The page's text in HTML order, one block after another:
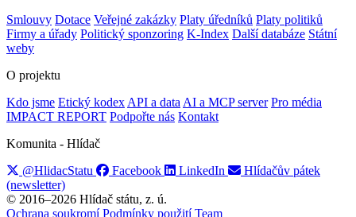
Smlouvy Dotace Veřejné zakázky Platy úředníků Platy politiků
Firmy a úřady Politický sponzoring K-Index Další databáze Státní
weby
O projektu
Kdo jsme Etický kodex API a data AI a MCP server Pro média
IMPACT REPORT Podpořte nás Kontakt
Komunita - Hlídač
@HlidacStatu
Facebook LinkedIn
Hlídačův pátek
(newsletter)
© 2016–2026 Hlídač státu, z. ú.
Ochrana soukromí Podmínky použití Team